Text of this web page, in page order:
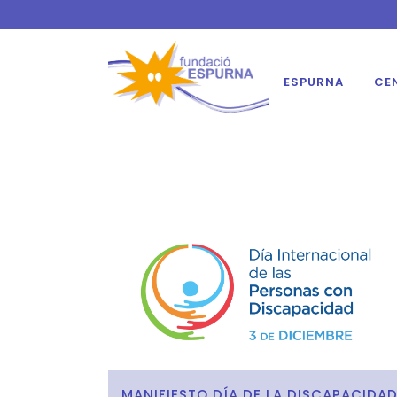
ESPURNA